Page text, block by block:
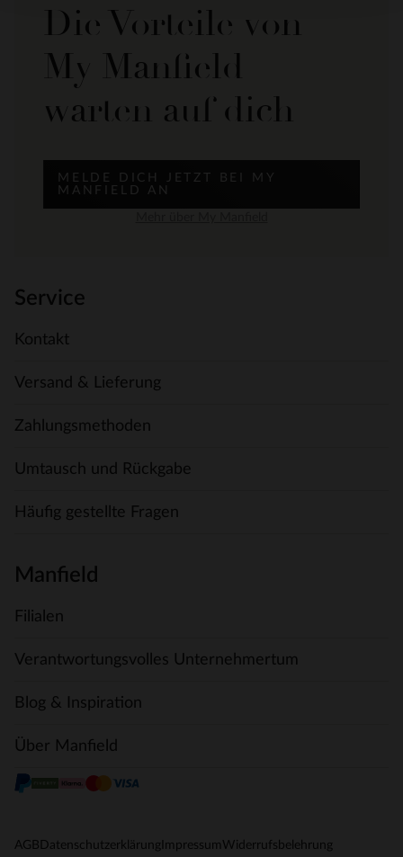
Die Vorteile von
My Manfield
warten auf dich
MELDE DICH JETZT BEI MY
MANFIELD AN
Service
Kontakt
Versand & Lieferung
Zahlungsmethoden
Umtausch und Rückgabe
Häufig gestellte Fragen
Manfield
Filialen
Verantwortungsvolles Unternehmertum
Blog & Inspiration
Über Manfield
AGB Datenschutzerklärung Impressum Widerrufsbelehrung